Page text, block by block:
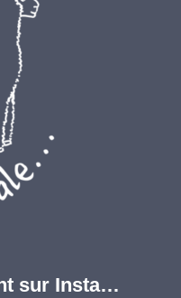
sur Insta…